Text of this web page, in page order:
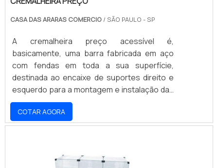
CASA DAS ARARAS COMERCIO / SÃO PAULO - SP
A cremalheira preço acessível é,
basicamente, uma barra fabricada em aço
com fendas em toda a sua superfície,
destinada ao encaixe de suportes direito e
esquerdo para a montagem e instalação das
prateleiras. Com uma estrutura de alta
resistência, devido à sua composição em
aço carbono, a peça é finalizada com
abrasão.Com a ajuda de buchas, parafusos,
COTAR AGORA